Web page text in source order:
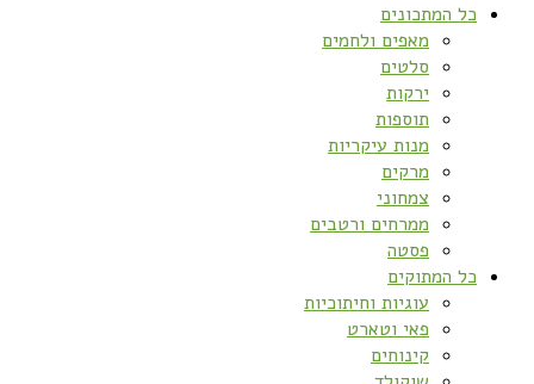
כל המתכונים
מאפים ולחמים
סלטים
ירקות
תוספות
מנות עיקריות
מרקים
צמחוני
ממרחים ורטבים
פסטה
כל המתוקים
עוגיות וחיתוכיות
פאי וטארט
קינוחים